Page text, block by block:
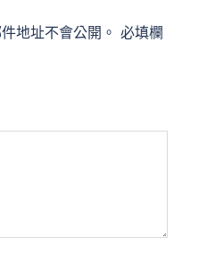
地址不會公開。 必填欄